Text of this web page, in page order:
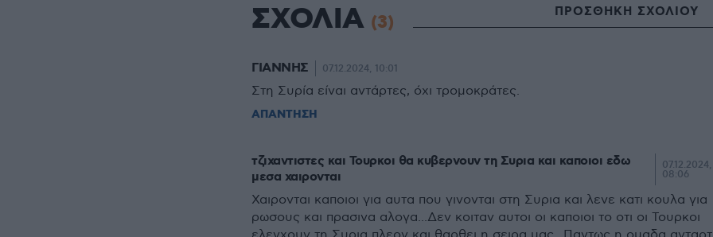
ΣΧΟΛΙΑ (3) ΠΡΟΣΘΗΚΗ ΣΧΟΛΙΟΥ
ΓΙΑΝΝΗΣ 07.12.2024, 10:01
Στη Συρία είναι αντάρτες, όχι τρομοκράτες.
ΑΠΑΝΤΗΣΗ
τζιχαντιστες και Τουρκοι θα κυβερνουν τη Συρια και καποιοι εδω
μεσα χαιρονται
07.12.2024,
08:06
Χαιρονται καποιοι για αυτα που γινονται στη Συρια και λενε κατι κουλα για
ρωσους και πρασινα αλογα...Δεν κοιταν αυτοι οι καποιοι το οτι οι Τουρκοι